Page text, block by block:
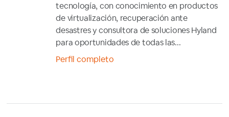
tecnología, con conocimiento en productos
de virtualización, recuperación ante
desastres y consultora de soluciones Hyland
para oportunidades de todas las...
Perfil completo